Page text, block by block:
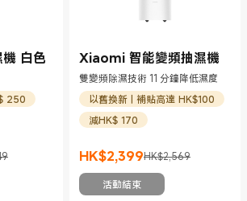
白色
250
Xiaomi 智能變頻抽濕機
雙變頻除濕技術 11 分鐘降低濕度
以舊換新 | 補貼高達 HK$100
減HK$ 170
HK$2,399
現價 HK$2399HK$2,569
市場價格 HK$2,569
活動結束